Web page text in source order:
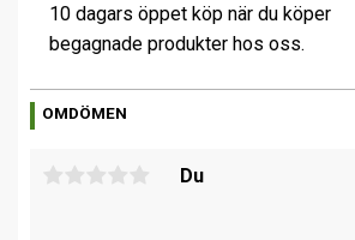
10 dagars öppet köp när du köper
begagnade produkter hos oss.
OMDÖMEN
Du